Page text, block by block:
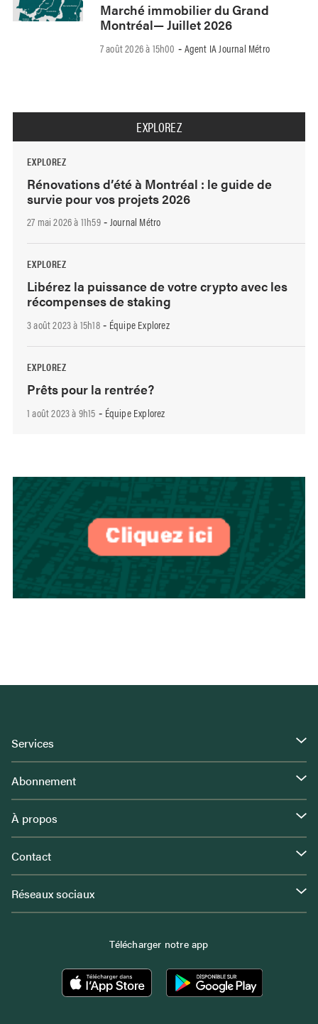
Marché immobilier du Grand
Montréal— Juillet 2026
7 août 2026 à 15h00 - Agent IA Journal Métro
EXPLOREZ
EXPLOREZ
Rénovations d’été à Montréal : le guide de
survie pour vos projets 2026
27 mai 2026 à 11h59- Journal Métro
EXPLOREZ
Libérez la puissance de votre crypto avec les
récompenses de staking
3 août 2023 à 15h18- Équipe Explorez
EXPLOREZ
Prêts pour la rentrée?
1 août 2023 à 9h15 - Équipe Explorez
Services
Abonnement
À propos
Contact
Réseaux sociaux
Télécharger notre app